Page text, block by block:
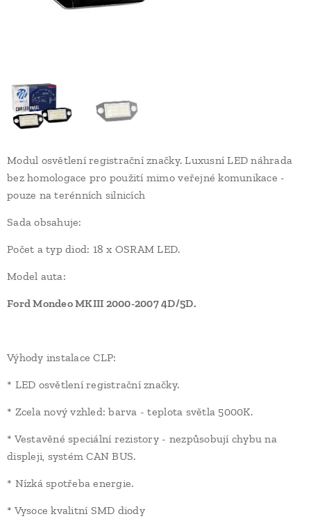
Modul osvětlení registrační značky. Luxusní LED náhrada
bez homologace pro použití mimo veřejné komunikace -
pouze na terénních silnicích
Sada obsahuje:
Počet a typ diod: 18 x OSRAM LED.
Model auta:
Ford Mondeo MKIII 2000-2007 4D/5D.
Výhody instalace CLP:
* LED osvětlení registrační značky.
* Zcela nový vzhled: barva - teplota světla 5000K.
* Vestavěné speciální rezistory - nezpůsobují chybu na
displeji, systém CAN BUS.
* Nízká spotřeba energie.
* Vysoce kvalitní SMD diody